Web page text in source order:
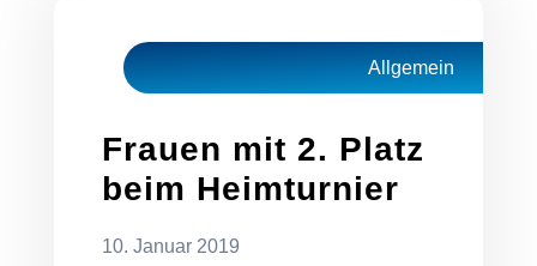
Allgemein
Frauen mit 2. Platz
beim Heimturnier
10. Januar 2019